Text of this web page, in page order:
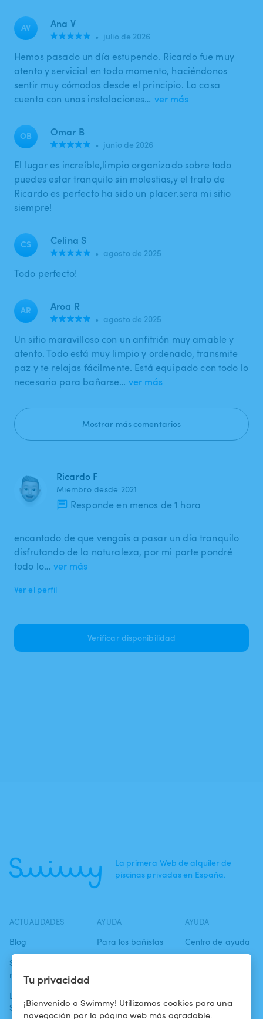
Tu privacidad
¡Bienvenido a Swimmy! Utilizamos cookies para una
navegación por la página web más agradable.
AV Ana V
• julio de 2026
Hemos pasado un día estupendo. Ricardo fue muy
atento y servicial en todo momento, haciéndonos
sentir muy cómodos desde el principio. La casa
cuenta con unas instalaciones… ver más
OB Omar B
• junio de 2026
El lugar es increíble,limpio organizado sobre todo
puedes estar tranquilo sin molestias,y el trato de
Ricardo es perfecto ha sido un placer.sera mi sitio
siempre!
CS Celina S
• agosto de 2025
Todo perfecto!
AR Aroa R
• agosto de 2025
Un sitio maravilloso con un anfitrión muy amable y
atento. Todo está muy limpio y ordenado, transmite
paz y te relajas fácilmente. Está equipado con todo lo
necesario para bañarse… ver más
Mostrar más comentarios
Ricardo F
Miembro desde 2021
Responde en menos de 1 hora
encantado de que vengais a pasar un día tranquilo
disfrutando de la naturaleza, por mi parte pondré
todo lo… ver más
Ver el perfil
Verificar disponibilidad
La primera Web de alquiler de
piscinas privadas en España.
ACTUALIDADES
Blog
Swimmy en los
medios
La aventura
Swimmy
AYUDA
Para los bañistas
piscina
AYUDA
Centro de ayuda
confidencialidad